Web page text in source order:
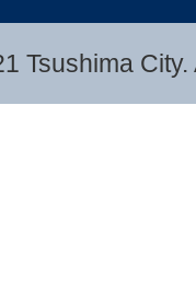
Tsushima